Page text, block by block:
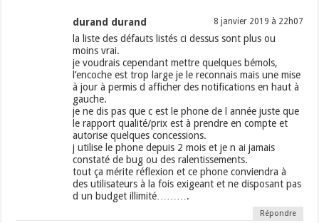
durand durand 8 janvier 2019 à 22h07
la liste des défauts listés ci dessus sont plus ou
moins vrai.
je voudrais cependant mettre quelques bémols,
l’encoche est trop large je le reconnais mais une mise
à jour à permis d afficher des notifications en haut à
gauche.
je ne dis pas que c est le phone de l année juste que
le rapport qualité/prix est à prendre en compte et
autorise quelques concessions.
j utilise le phone depuis 2 mois et je n ai jamais
constaté de bug ou des ralentissements.
tout ça mérite réflexion et ce phone conviendra à
des utilisateurs à la fois exigeant et ne disposant pas
d un budget illimité……….
Répondre